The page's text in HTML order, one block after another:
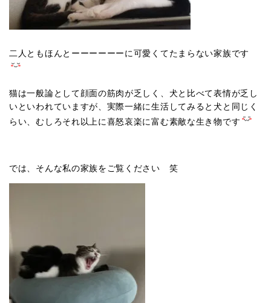
二人ともほんとーーーーーーに可愛くてたまらない家族です
猫は一般論として顔面の筋肉が乏しく、犬と比べて表情が乏し
いといわれていますが、実際一緒に生活してみると犬と同じく
らい、むしろそれ以上に喜怒哀楽に富む素敵な生き物です
では、そんな私の家族をご覧ください 笑